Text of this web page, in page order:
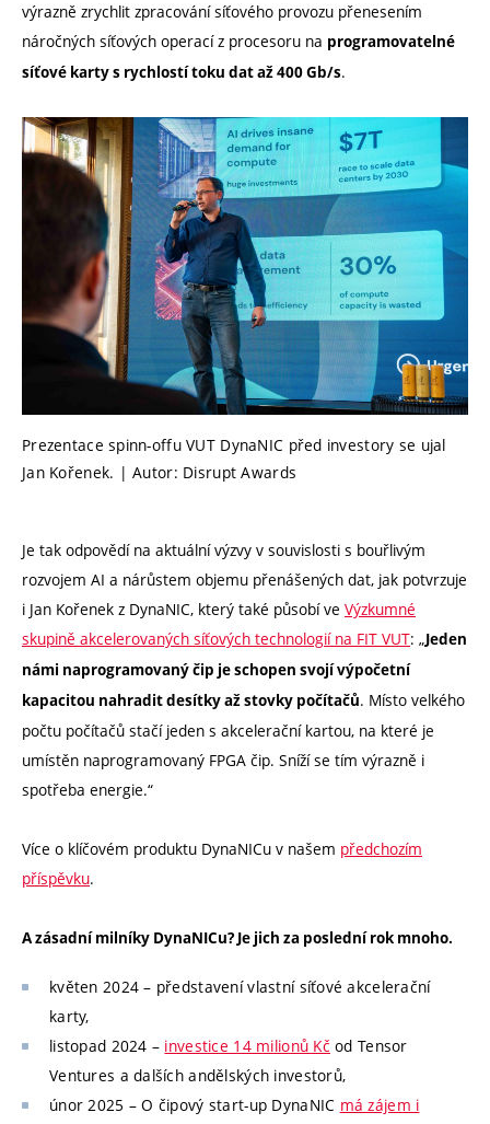
výrazně zrychlit zpracování síťového provozu přenesením
náročných síťových operací z procesoru na programovatelné
síťové karty s rychlostí toku dat až 400 Gb/s.
Prezentace spinn-offu VUT DynaNIC před investory se ujal
Jan Kořenek. | Autor: Disrupt Awards
Je tak odpovědí na aktuální výzvy v souvislosti s bouřlivým
rozvojem AI a nárůstem objemu přenášených dat, jak potvrzuje
i Jan Kořenek z DynaNIC, který také působí ve Výzkumné
skupině akcelerovaných síťových technologií na FIT VUT: „Jeden
námi naprogramovaný čip je schopen svojí výpočetní
kapacitou nahradit desítky až stovky počítačů. Místo velkého
počtu počítačů stačí jeden s akcelerační kartou, na které je
umístěn naprogramovaný FPGA čip. Sníží se tím výrazně i
spotřeba energie.“
Více o klíčovém produktu DynaNICu v našem předchozím
příspěvku.
A zásadní milníky DynaNICu? Je jich za poslední rok mnoho.
květen 2024 – představení vlastní síťové akcelerační
karty,
listopad 2024 – investice 14 milionů Kč od Tensor
Ventures a dalších andělských investorů,
únor 2025 – O čipový start-up DynaNIC má zájem i